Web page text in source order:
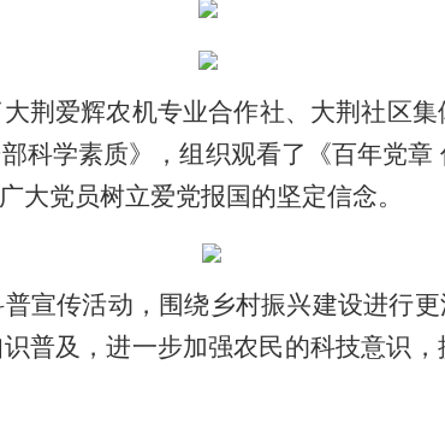
大荆爱辉农机专业合作社、 大荆社区集
科学素质》 ，组织观看了 《百年党章
大党员树立爱党报国的坚定信念。
宣传活动，围绕乡村振兴建设进行
普及，进一步加强农民的科技意识